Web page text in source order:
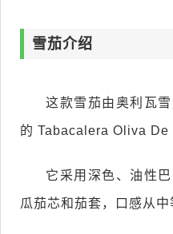
雪茄介绍
这款雪茄由奥利瓦
的 Tabacalera Oliva De
它采用深色、油性
瓜茄芯和茄套，口感从中